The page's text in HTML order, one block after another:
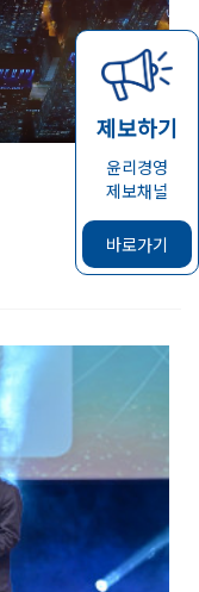
제보하기
윤리경영
제보채널
바로가기